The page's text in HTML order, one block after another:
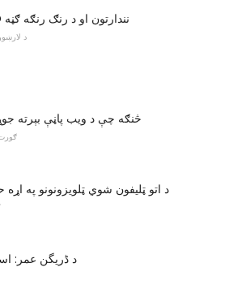
د LCD نندارتون او د رنګ رنګه ګڼه
د
څنګه چې د ویب پاڼې بېرته
د اتو ټلیفون شوي ټلویزونونو په
د ڈریگن عمر: